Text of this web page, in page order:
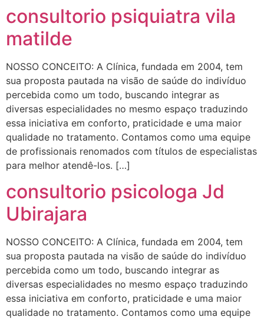
consultorio psiquiatra vila
matilde
NOSSO CONCEITO: A Clínica, fundada em 2004, tem
sua proposta pautada na visão de saúde do indivíduo
percebida como um todo, buscando integrar as
diversas especialidades no mesmo espaço traduzindo
essa iniciativa em conforto, praticidade e uma maior
qualidade no tratamento. Contamos como uma equipe
de profissionais renomados com títulos de especialistas
para melhor atendê-los. […]
consultorio psicologa Jd
Ubirajara
NOSSO CONCEITO: A Clínica, fundada em 2004, tem
sua proposta pautada na visão de saúde do indivíduo
percebida como um todo, buscando integrar as
diversas especialidades no mesmo espaço traduzindo
essa iniciativa em conforto, praticidade e uma maior
qualidade no tratamento. Contamos como uma equipe